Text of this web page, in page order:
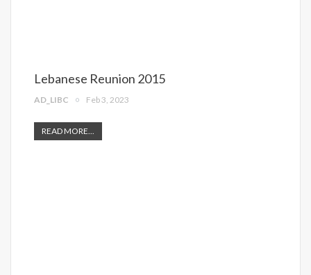
Lebanese Reunion 2015
AD_LIBC Feb 3, 2023
READ MORE...